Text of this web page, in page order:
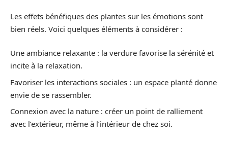
Les effets bénéfiques des plantes sur les émotions sont
bien réels. Voici quelques éléments à considérer :
Une ambiance relaxante : la verdure favorise la sérénité et
incite à la relaxation.
Favoriser les interactions sociales : un espace planté donne
envie de se rassembler.
Connexion avec la nature : créer un point de ralliement
avec l’extérieur, même à l’intérieur de chez soi.